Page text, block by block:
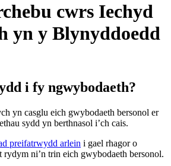
cwrs Iechyd
yn y Blynyddoedd
i fy ngwybodaeth?
yn casglu eich gwybodaeth bersonol er
sydd yn berthnasol i’ch cais.
preifatrwydd arlein i gael rhagor o
ni’n trin eich gwybodaeth bersonol.